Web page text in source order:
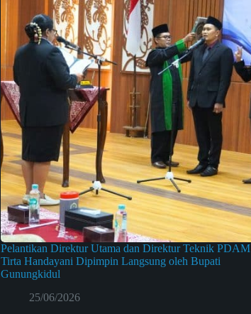
Pelantikan Direktur Utama dan Direktur Teknik PDAM
Tirta Handayani Dipimpin Langsung oleh Bupati
Gunungkidul
25/06/2026